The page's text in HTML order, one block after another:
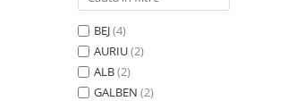
BEJ(4)
AURIU(2)
ALB(2)
GALBEN (2)